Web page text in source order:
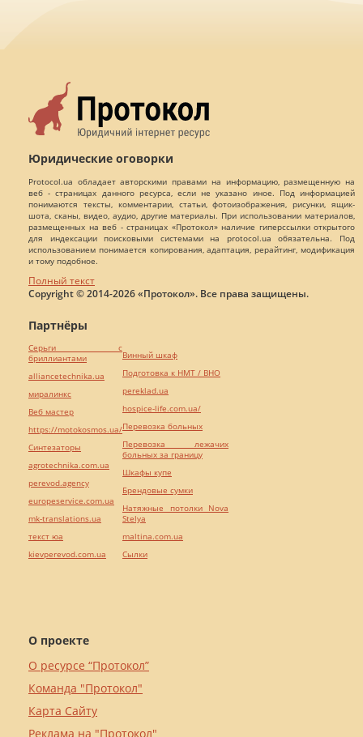
Юридические оговорки
Protocol.ua обладает авторскими правами на информацию, размещенную на
веб - страницах данного ресурса, если не указано иное. Под информацией
понимаются тексты, комментарии, статьи, фотоизображения, рисунки, ящик-
шота, сканы, видео, аудио, другие материалы. При использовании материалов,
размещенных на веб - страницах «Протокол» наличие гиперссылки открытого
для индексации поисковыми системами на protocol.ua обязательна. Под
использованием понимается копирования, адаптация, рерайтинг, модификация
и тому подобное.
Полный текст
Copyright © 2014-2026 «Протокол». Все права защищены.
О проекте
О ресурсе “Протокол”
Команда "Протокол"
Карта Сайту
Реклама на "Протокол"
Партнёры
Серьги с
бриллиантами
alliancetechnika.ua
миралинкс
Веб мастер
https://motokosmos.ua/
Синтезаторы
agrotechnika.com.ua
perevod.agency
europeservice.com.ua
mk-translations.ua
текст юа
kievperevod.com.ua
Винный шкаф
Подготовка к НМТ / ВНО
pereklad.ua
hospice-life.com.ua/
Перевозка больных
Перевозка лежачих
больных за границу
Шкафы купе
Брендовые сумки
Натяжные потолки Nova
Stelya
maltina.com.ua
Cылки